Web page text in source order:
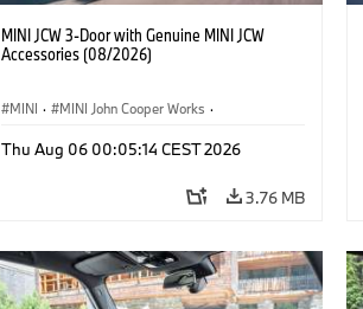
MINI JCW 3-Door with Genuine MINI JCW
Accessories (08/2026)
MINI · MINI John Cooper Works ·
Optional Extras, Accessories
Thu Aug 06 00:05:14 CEST 2026
3.76 MB